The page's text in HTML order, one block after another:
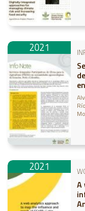
2021
2021
A